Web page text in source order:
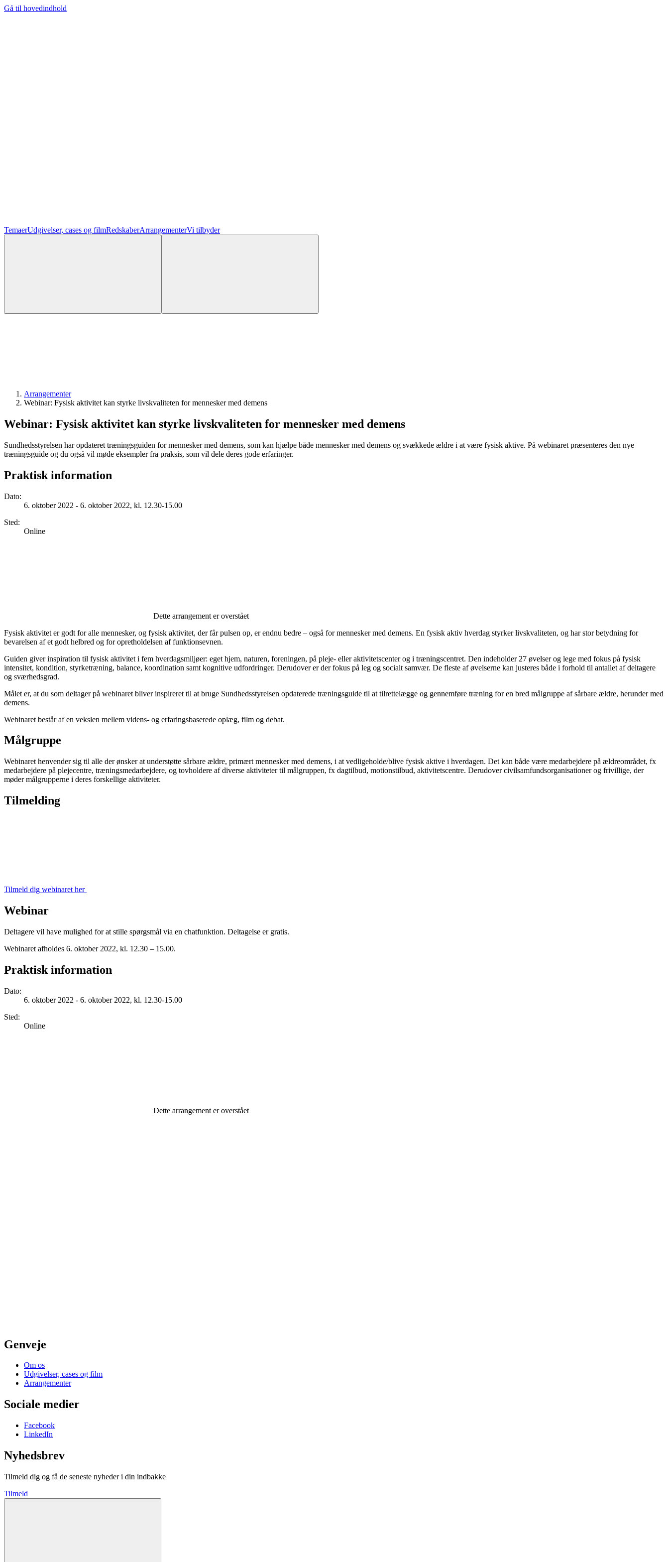
Gå til hovedindhold
TemaerUdgivelser, cases og filmRedskaberArrangementerVi tilbyder
Arrangementer
Webinar: Fysisk aktivitet kan styrke livskvaliteten for mennesker med demens
Webinar: Fysisk aktivitet kan styrke livskvaliteten for mennesker med demens
Sundhedsstyrelsen har opdateret træningsguiden for mennesker med demens, som kan hjælpe både mennesker med demens og svækkede ældre i at være fysisk aktive. På webinaret præsenteres den nye
træningsguide og du også vil møde eksempler fra praksis, som vil dele deres gode erfaringer.
Praktisk information
Dato:
6. oktober 2022 - 6. oktober 2022, kl. 12.30-15.00
Sted:
Online
Dette arrangement er overstået
Fysisk aktivitet er godt for alle mennesker, og fysisk aktivitet, der får pulsen op, er endnu bedre – også for mennesker med demens. En fysisk aktiv hverdag styrker livskvaliteten, og har stor betydning for
bevarelsen af et godt helbred og for opretholdelsen af funktionsevnen.
Guiden giver inspiration til fysisk aktivitet i fem hverdagsmiljøer: eget hjem, naturen, foreningen, på pleje- eller aktivitetscenter og i træningscentret. Den indeholder 27 øvelser og lege med fokus på fysisk
intensitet, kondition, styrketræning, balance, koordination samt kognitive udfordringer. Derudover er der fokus på leg og socialt samvær. De fleste af øvelserne kan justeres både i forhold til antallet af deltagere
og sværhedsgrad.
Målet er, at du som deltager på webinaret bliver inspireret til at bruge Sundhedsstyrelsen opdaterede træningsguide til at tilrettelægge og gennemføre træning for en bred målgruppe af sårbare ældre, herunder med
demens.
Webinaret består af en vekslen mellem videns- og erfaringsbaserede oplæg, film og debat.
Målgruppe
Webinaret henvender sig til alle der ønsker at understøtte sårbare ældre, primært mennesker med demens, i at vedligeholde/blive fysisk aktive i hverdagen. Det kan både være medarbejdere på ældreområdet, fx
medarbejdere på plejecentre, træningsmedarbejdere, og tovholdere af diverse aktiviteter til målgruppen, fx dagtilbud, motionstilbud, aktivitetscentre. Derudover civilsamfundsorganisationer og frivillige, der
møder målgrupperne i deres forskellige aktiviteter.
Tilmelding
Tilmeld dig webinaret her
Webinar
Deltagere vil have mulighed for at stille spørgsmål via en chatfunktion. Deltagelse er gratis.
Webinaret afholdes 6. oktober 2022, kl. 12.30 – 15.00.
Praktisk information
Dato:
6. oktober 2022 - 6. oktober 2022, kl. 12.30-15.00
Sted:
Online
Dette arrangement er overstået
Genveje
Om os
Udgivelser, cases og film
Arrangementer
Sociale medier
Facebook
LinkedIn
Nyhedsbrev
Tilmeld dig og få de seneste nyheder i din indbakke
Tilmeld